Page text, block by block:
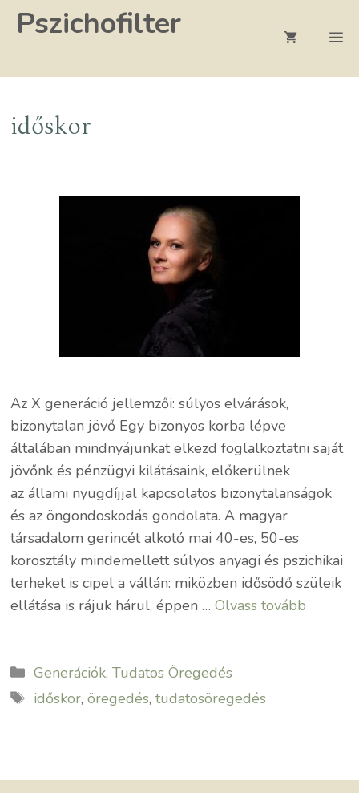
KilépésPszichofilter
időskor
Az X generáció jellemzői: súlyos elvárások,
bizonytalan jövő Egy bizonyos korba lépve
általában mindnyájunkat elkezd foglalkoztatni saját
jövőnk és pénzügyi kilátásaink, előkerülnek
az állami nyugdíjjal kapcsolatos bizonytalanságok
és az öngondoskodás gondolata. A magyar
társadalom gerincét alkotó mai 40-es, 50-es
korosztály mindemellett súlyos anyagi és pszichikai
terheket is cipel a vállán: miközben idősödő szüleik
ellátása is rájuk hárul, éppen …Olvass tovább
Kategória
Generációk,Tudatos Öregedés
Címkék
időskor,öregedés,tudatosöregedés